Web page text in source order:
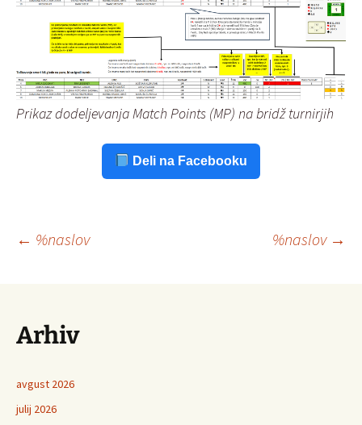
Prikaz dodeljevanja Match Points (MP) na bridž turnirjih
Deli na Facebooku
Krmarjenje
prispevkih
← %naslov %naslov →
Arhiv
avgust 2026
julij 2026